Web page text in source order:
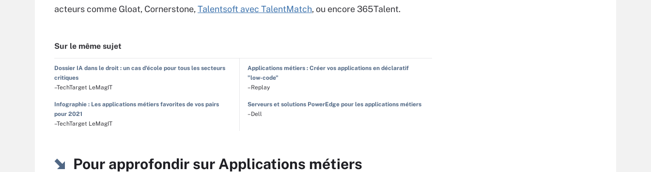
acteurs comme Gloat, Cornerstone, Talentsoft avec TalentMatch, ou encore 365Talent.
Sur le même sujet
Dossier IA dans le droit : un cas d'école pour tous les secteurs
critiques
–TechTarget LeMagIT
Applications métiers : Créer vos applications en déclaratif
"low-code"
–Replay
Infographie : Les applications métiers favorites de vos pairs
pour 2021
–TechTarget LeMagIT
Serveurs et solutions PowerEdge pour les applications métiers
–Dell
Pour approfondir sur Applications métiers